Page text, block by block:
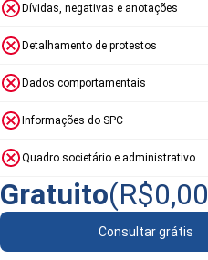
Dívidas, negativas e anotações
Detalhamento de protestos
Dados comportamentais
Informações do SPC
Quadro societário e administrativo
Gratuito(R$0,00
Consultar grátis